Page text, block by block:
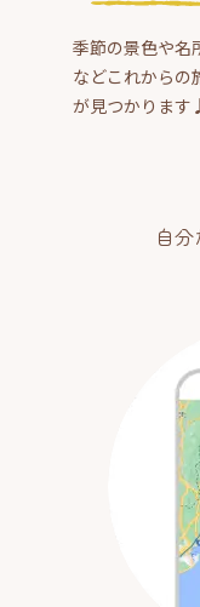
季節の景色や名
などこれからの
が見つかります
自